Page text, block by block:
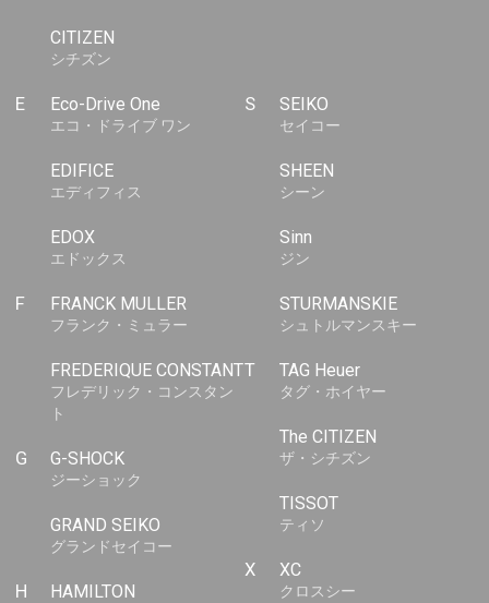
CITIZEN
シチズン
E Eco-Drive One
エコ・ドライブ ワン
EDIFICE
エディフィス
EDOX
エドックス
F FRANCK MULLER
フランク・ミュラー
FREDERIQUE CONSTANT
フレデリック・コンスタン
ト
G G-SHOCK
ジーショック
GRAND SEIKO
グランドセイコー
H HAMILTON
S SEIKO
セイコー
SHEEN
シーン
Sinn
ジン
STURMANSKIE
シュトルマンスキー
T TAG Heuer
タグ・ホイヤー
The CITIZEN
ザ・シチズン
TISSOT
ティソ
X XC
クロスシー